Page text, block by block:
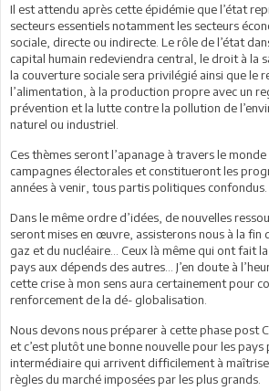
Il est attendu après cette épidémie que l’état
secteurs essentiels notamment les secteurs
sociale, directe ou indirecte. Le rôle de l’état
capital humain redeviendra central, le droit à la
la couverture sociale sera privilégié ainsi que le
l’alimentation, à la production propre avec un
prévention et la lutte contre la pollution de
naturel ou industriel.
Ces thèmes seront l’apanage à travers le
campagnes électorales et constitueront les
années à venir, tous partis politiques confondus.
Dans le même ordre d’idées, de nouvelles
seront mises en œuvre, assisterons nous à la fin
gaz et du nucléaire... Ceux là même qui ont fait
pays aux dépends des autres... J’en doute à
cette crise à mon sens aura certainement pour
renforcement de la dé- globalisation.
Nous devons nous préparer à cette phase post
et c’est plutôt une bonne nouvelle pour les pays
intermédiaire qui arrivent difficilement à
règles du marché imposées par les plus grands.